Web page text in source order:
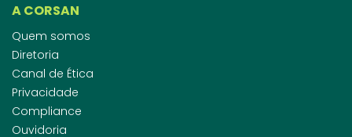
A CORSAN
Quem somos
Diretoria
Canal de Ética
Privacidade
Compliance
Ouvidoria